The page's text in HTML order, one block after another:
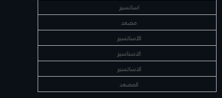
اسانسير
مصعد
الأسانسير
الاسناسير
الاسانسير
المصعد